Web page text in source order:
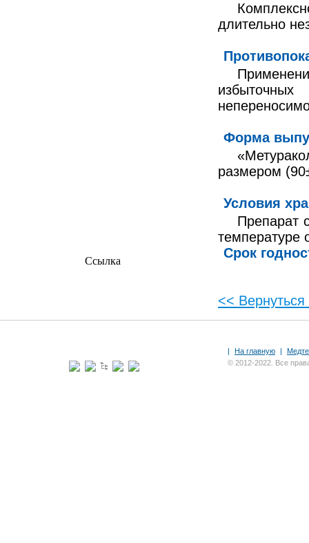
длительно
Форма
размером
Условия
Препарат
температуре
Срок
<<
Ссылка
| На главную |
© 2012-2022. Все